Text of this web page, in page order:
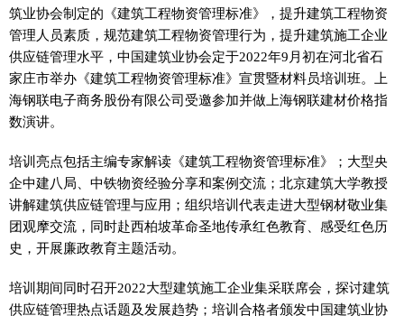
筑业协会制定的《建筑工程物资管理标准》，提升建筑工程物资
管理人员素质，规范建筑工程物资管理行为，提升建筑施工企业
供应链管理水平，中国建筑业协会定于2022年9月初在河北省石
家庄市举办《建筑工程物资管理标准》宣贯暨材料员培训班。上
海钢联电子商务股份有限公司受邀参加并做上海钢联建材价格指
数演讲。
培训亮点包括主编专家解读《建筑工程物资管理标准》；大型央
企中建八局、中铁物资经验分享和案例交流；北京建筑大学教授
讲解建筑供应链管理与应用；组织培训代表走进大型钢材敬业集
团观摩交流，同时赴西柏坡革命圣地传承红色教育、感受红色历
史，开展廉政教育主题活动。
培训期间同时召开2022大型建筑施工企业集采联席会，探讨建筑
供应链管理热点话题及发展趋势；培训合格者颁发中国建筑业协